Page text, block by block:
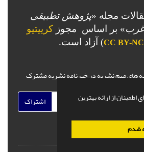
از ارائه بهترین
شدم
مجله «پژوهش تطبیقی
غرب» بر اساس مجوز کرییتیو
CC BY-NC) آزاد است.
های مهم نشریه در خبرنامه نشریه مشترک
اشتراک